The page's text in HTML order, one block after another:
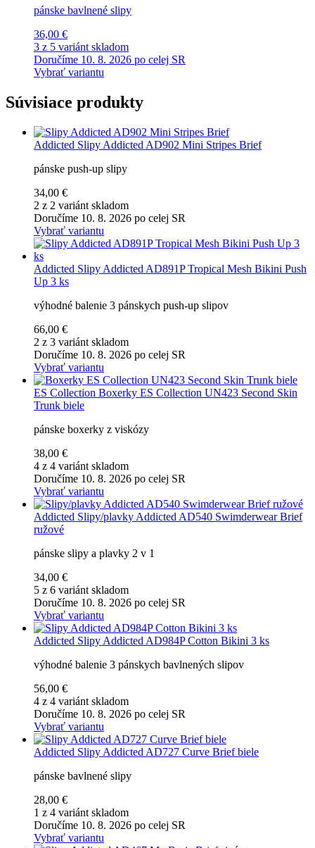
pánske bavlnené slipy
36,00 €
3 z 5 variánt skladom
Doručíme 10. 8. 2026 po celej SR
Vybrať variantu
Súvisiace produkty
Addicted Slipy Addicted AD902 Mini Stripes Brief
pánske push-up slipy
34,00 €
2 z 2 variánt skladom
Doručíme 10. 8. 2026 po celej SR
Vybrať variantu
Addicted Slipy Addicted AD891P Tropical Mesh Bikini Push
Up 3 ks
výhodné balenie 3 pánskych push-up slipov
66,00 €
2 z 3 variánt skladom
Doručíme 10. 8. 2026 po celej SR
Vybrať variantu
ES Collection Boxerky ES Collection UN423 Second Skin
Trunk biele
pánske boxerky z viskózy
38,00 €
4 z 4 variánt skladom
Doručíme 10. 8. 2026 po celej SR
Vybrať variantu
Addicted Slipy/plavky Addicted AD540 Swimderwear Brief
ružové
pánske slipy a plavky 2 v 1
34,00 €
5 z 6 variánt skladom
Doručíme 10. 8. 2026 po celej SR
Vybrať variantu
Addicted Slipy Addicted AD984P Cotton Bikini 3 ks
výhodné balenie 3 pánskych bavlnených slipov
56,00 €
4 z 4 variánt skladom
Doručíme 10. 8. 2026 po celej SR
Vybrať variantu
Addicted Slipy Addicted AD727 Curve Brief biele
pánske bavlnené slipy
28,00 €
1 z 4 variánt skladom
Doručíme 10. 8. 2026 po celej SR
Vybrať variantu